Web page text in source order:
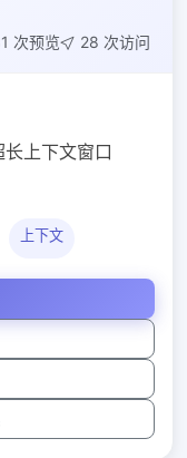
次预览 28 次访问
上下文窗口
上下文